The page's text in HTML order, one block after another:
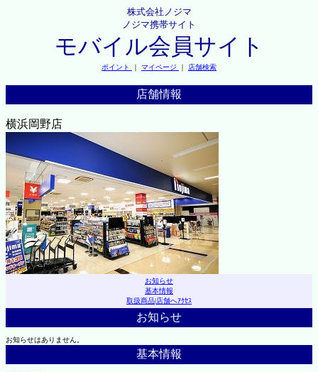
株式会社ノジマ
ノジマ携帯サイト
モバイル会員サイト
ポイント ｜ マイページ ｜ 店舗検索
店舗情報
横浜岡野店
お知らせ
基本情報
取扱商品|店舗へｱｸｾｽ
お知らせ
お知らせはありません。
基本情報